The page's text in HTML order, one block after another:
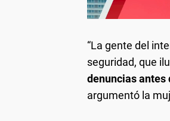
“La gente del
seguridad, que
denuncias antes
argumentó la